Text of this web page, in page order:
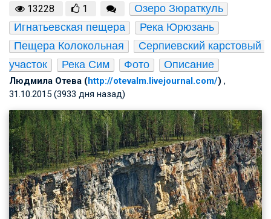
13228 1
Озеро Зюраткуль
Игнатьевская пещера
Река Юрюзань
Пещера Колокольная
Серпиевский карстовый
участок
Река Сим Фото Описание
Людмила Отева (http://otevalm.livejournal.com/) ,
31.10.2015 (3933 дня назад)